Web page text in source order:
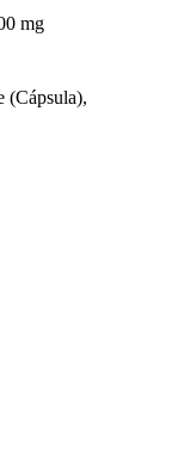
mg
(Cápsula),